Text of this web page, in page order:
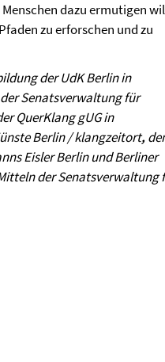
dazu ermutigen
zu erforschen und zu
der UdK Berlin in
Senatsverwaltung für
QuerKlang gUG in
Berlin / klangzeitort,
Eisler Berlin und Berliner
der Senatsverwaltung